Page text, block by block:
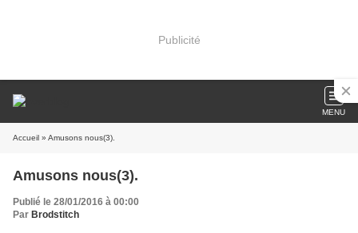
Publicité
MENU
Accueil » Amusons nous(3).
Amusons nous(3).
Publié le 28/01/2016 à 00:00
Par Brodstitch